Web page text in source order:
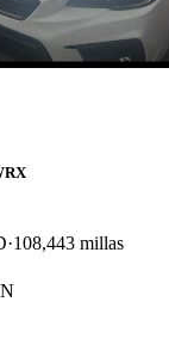
108,443 millas